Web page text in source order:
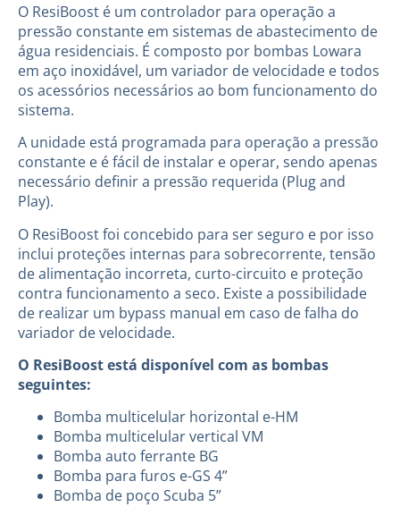
O ResiBoost é um controlador para operação a
pressão constante em sistemas de abastecimento de
água residenciais. É composto por bombas Lowara
em aço inoxidável, um variador de velocidade e todos
os acessórios necessários ao bom funcionamento do
sistema.
A unidade está programada para operação a pressão
constante e é fácil de instalar e operar, sendo apenas
necessário definir a pressão requerida (Plug and
Play).
O ResiBoost foi concebido para ser seguro e por isso
inclui proteções internas para sobrecorrente, tensão
de alimentação incorreta, curto-circuito e proteção
contra funcionamento a seco. Existe a possibilidade
de realizar um bypass manual em caso de falha do
variador de velocidade.
O ResiBoost está disponível com as bombas
seguintes:
Bomba multicelular horizontal e-HM
Bomba multicelular vertical VM
Bomba auto ferrante BG
Bomba para furos e-GS 4”
Bomba de poço Scuba 5”